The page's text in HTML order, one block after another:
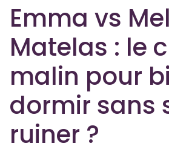
Emma vs
Matelas : le
malin pour
dormir sans
ruiner ?